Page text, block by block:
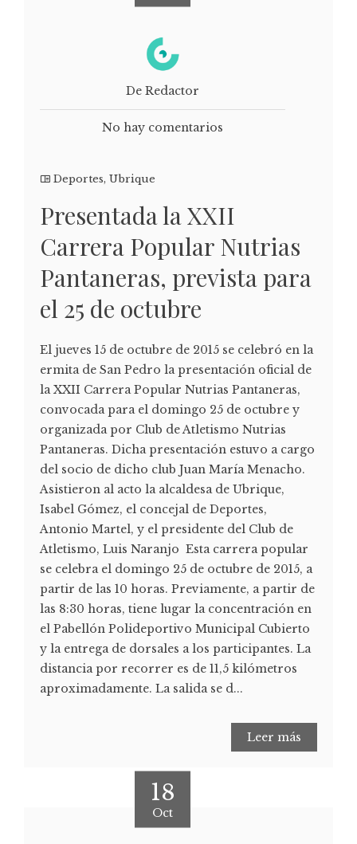
De Redactor
No hay comentarios
Deportes, Ubrique
Presentada la XXII
Carrera Popular Nutrias
Pantaneras, prevista para
el 25 de octubre
El jueves 15 de octubre de 2015 se celebró en la
ermita de San Pedro la presentación oficial de
la XXII Carrera Popular Nutrias Pantaneras,
convocada para el domingo 25 de octubre y
organizada por Club de Atletismo Nutrias
Pantaneras. Dicha presentación estuvo a cargo
del socio de dicho club Juan María Menacho.
Asistieron al acto la alcaldesa de Ubrique,
Isabel Gómez, el concejal de Deportes,
Antonio Martel, y el presidente del Club de
Atletismo, Luis Naranjo Esta carrera popular
se celebra el domingo 25 de octubre de 2015, a
partir de las 10 horas. Previamente, a partir de
las 8:30 horas, tiene lugar la concentración en
el Pabellón Polideportivo Municipal Cubierto
y la entrega de dorsales a los participantes. La
distancia por recorrer es de 11,5 kilómetros
aproximadamente. La salida se d...
Leer más
18
Oct